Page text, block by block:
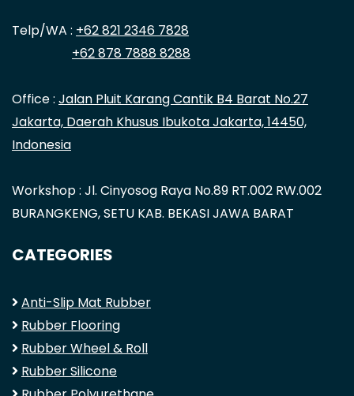
Telp/WA : +62 821 2346 7828
+62 878 7888 8288
Office : Jalan Pluit Karang Cantik B4 Barat No.27
Jakarta, Daerah Khusus Ibukota Jakarta, 14450,
Indonesia
Workshop : Jl. Cinyosog Raya No.89 RT.002 RW.002
BURANGKENG, SETU KAB. BEKASI JAWA BARAT
CATEGORIES
Anti-Slip Mat Rubber
Rubber Flooring
Rubber Wheel & Roll
Rubber Silicone